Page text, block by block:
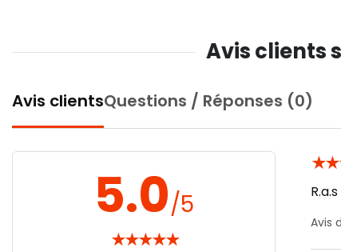
Avis clients
Avis clientsQuestions / Réponses (0)
5.0/5
★★★★★
★★
R.a.s
Avis